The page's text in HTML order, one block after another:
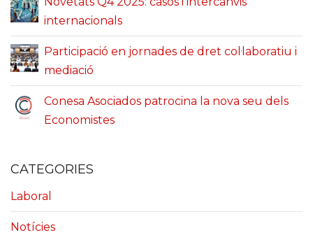
internacionals
Participació en jornades de dret col·laboratiu i
mediació
Conesa Asociados patrocina la nova seu dels
Economistes
CATEGORIES
Laboral
Notícies